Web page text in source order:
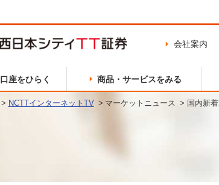
会社案内
口座をひらく 商品・サービスをみる
NCTTインターネットTV マーケットニュース 国内新